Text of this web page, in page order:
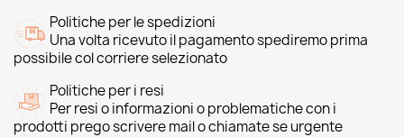
Politiche per le spedizioni
Una volta ricevuto il pagamento spediremo prima
possibile col corriere selezionato
Politiche per i resi
Per resi o informazioni o problematiche con i
prodotti prego scrivere mail o chiamate se urgente